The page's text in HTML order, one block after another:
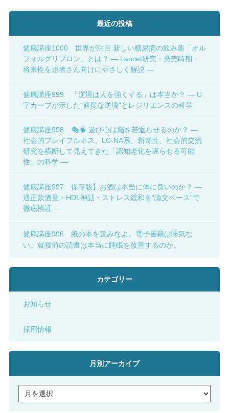
最近の投稿
健康講座1000 世界が注目 新しい糖尿病の飲み薬「オル
フォルグリプロン」とは？ ― Lancet研究・発売時期・
将来性を患者さん向けにやさしく解説 ―
健康講座999 「逆境は人を強くする」は本当か？ ― U
字カーブが示した“適度な逆境”とレジリエンスの科学
健康講座998 🎭🧠 遊び心は脳を若返らせるのか？ ―
社会的プレイフルネス、LC-NA系、新奇性、社会的交流
研究を横断して見えてきた「認知老化を遅らせる可能
性」の科学 ―
健康講座997 保存版】お酒は本当に体に良いのか？ ―
適正飲酒量・HDL神話・ストレス緩和を“論文ベース”で
徹底検証 ―
健康講座996 紙の本を読みなよ。電子書籍は味気な
い。就寝前の読書は本当に睡眠を改善するのか。
カテゴリー
お知らせ
採用情報
月別アーカイブ